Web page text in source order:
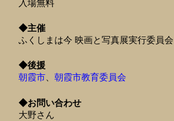
入場無料
◆主催
ふくしまは今 映画と写真展実行委員会
◆後援
朝霞市、朝霞市教育委員会
◆お問い合わせ
大野さん